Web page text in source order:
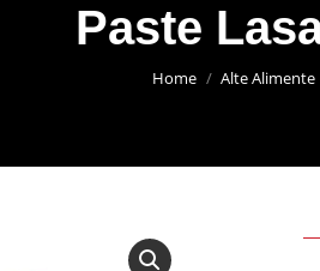
Paste
You are here:
Home Alte Alimente